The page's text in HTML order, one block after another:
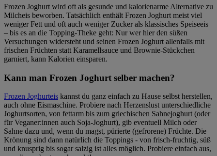
Frozen Joghurt wird oft als gesunde und kalorienarme Alternative zu
Milcheis beworben. Tatsächlich enthält Frozen Joghurt meist viel
weniger Fett und oft auch weniger Zucker als klassisches Speiseeis
– bis es an die Topping-Theke geht: Nur wer hier den süßen
Versuchungen widersteht und seinen Frozen Joghurt allenfalls mit
frischen Früchten statt Karamellsauce und Brownie-Stückchen
garniert, kann Kalorien einsparen.
Kann man Frozen Joghurt selber machen?
Frozen Joghurteis kannst du ganz einfach zu Hause selbst herstellen,
auch ohne Eismaschine. Probiere nach Herzenslust unterschiedliche
Joghurtsorten, von fettarm bis zum griechischen Sahnejoghurt (oder
für Veganer:innen auch Soja-Joghurt), gib eventuell Milch oder
Sahne dazu und, wenn du magst, pürierte (gefrorene) Früchte. Die
Krönung sind dann natürlich die Toppings - von frisch-fruchtig, süß
und knusprig bis sogar salzig ist alles möglich. Probiere einfach aus,